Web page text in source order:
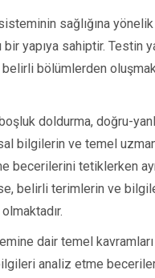
sağlığına
yapıya sahiptir. Testin
bölümlerden
doldurma, doğru-
bilgilerin ve temel
becerilerini tetiklerken
belirli terimlerin ve
dair temel
analiz etme